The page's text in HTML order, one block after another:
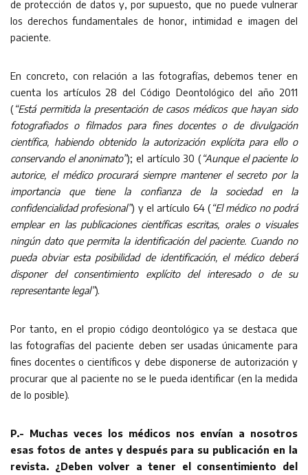
de protección de datos y, por supuesto, que no puede vulnerar
los derechos fundamentales de honor, intimidad e imagen del
paciente.
En concreto, con relación a las fotografías, debemos tener en
cuenta los artículos 28 del Código Deontológico del año 2011
(“Está permitida la presentación de casos médicos que hayan sido
fotografiados o filmados para fines docentes o de divulgación
científica, habiendo obtenido la autorización explícita para ello o
conservando el anonimato”); el artículo 30 (“Aunque el paciente lo
autorice, el médico procurará siempre mantener el secreto por la
importancia que tiene la confianza de la sociedad en la
confidencialidad profesional”) y el artículo 64 (“El médico no podrá
emplear en las publicaciones científicas escritas, orales o visuales
ningún dato que permita la identificación del paciente. Cuando no
pueda obviar esta posibilidad de identificación, el médico deberá
disponer del consentimiento explícito del interesado o de su
representante legal”).
Por tanto, en el propio código deontológico ya se destaca que
las fotografías del paciente deben ser usadas únicamente para
fines docentes o científicos y debe disponerse de autorización y
procurar que al paciente no se le pueda identificar (en la medida
de lo posible).
P.- Muchas veces los médicos nos envían a nosotros
esas fotos de antes y después para su publicación en la
revista. ¿Deben volver a tener el consentimiento del